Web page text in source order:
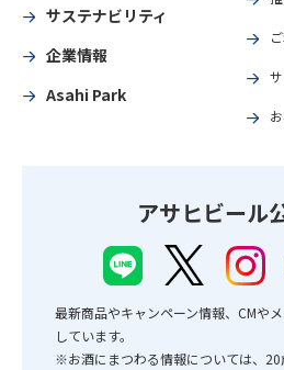
サステナビリティ
企業情報
Asahi Park
アサヒビール
最新商品やキャンペーン情報、CMや
しています。
※お酒にまつわる情報については、20